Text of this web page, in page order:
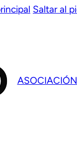
Saltar al